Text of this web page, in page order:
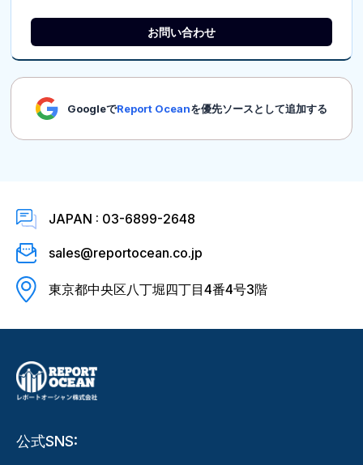
お問い合わせ
GoogleでReport Oceanを優先ソースとして追加する
JAPAN : 03-6899-2648
sales@reportocean.co.jp
東京都中央区八丁堀四丁目4番4号3階
公式SNS: